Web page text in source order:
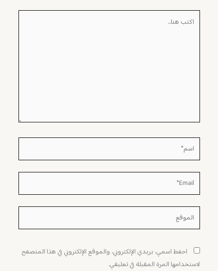
اسم*
Email*
الموقع
احفظ اسمي، بريدي الإلكتروني، والموقع الإلكتروني في هذا المتصفح
لاستخدامها المرة المقبلة في تعليقي.